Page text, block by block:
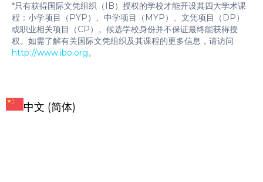
*只有获得国际文凭组织（IB）授权的学校才能开设其四大学术课
程：小学项目（PYP）、中学项目（MYP）、文凭项目（DP）
或职业相关项目（CP）。候选学校身份并不保证最终能获得授
权。如需了解有关国际文凭组织及其课程的更多信息，请访问
http://www.ibo.org。
中文 (简体)